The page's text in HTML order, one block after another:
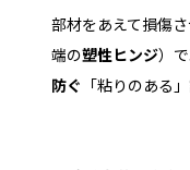
部材をあえて損傷
端の塑性ヒンジ）
防ぐ 「粘りのある